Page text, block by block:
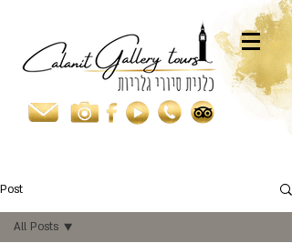
Post
All Posts